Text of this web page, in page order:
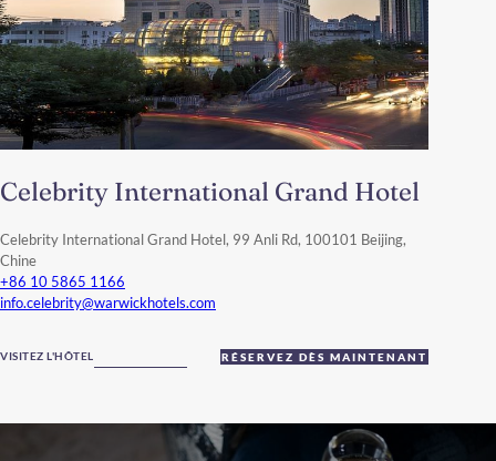
Celebrity International Grand Hotel
Celebrity International Grand Hotel, 99 Anli Rd, 100101 Beijing,
Chine
+86 10 5865 1166
info.celebrity@warwickhotels.com
VISITEZ L'HÔTEL RÉSERVEZ DÈS MAINTENANT